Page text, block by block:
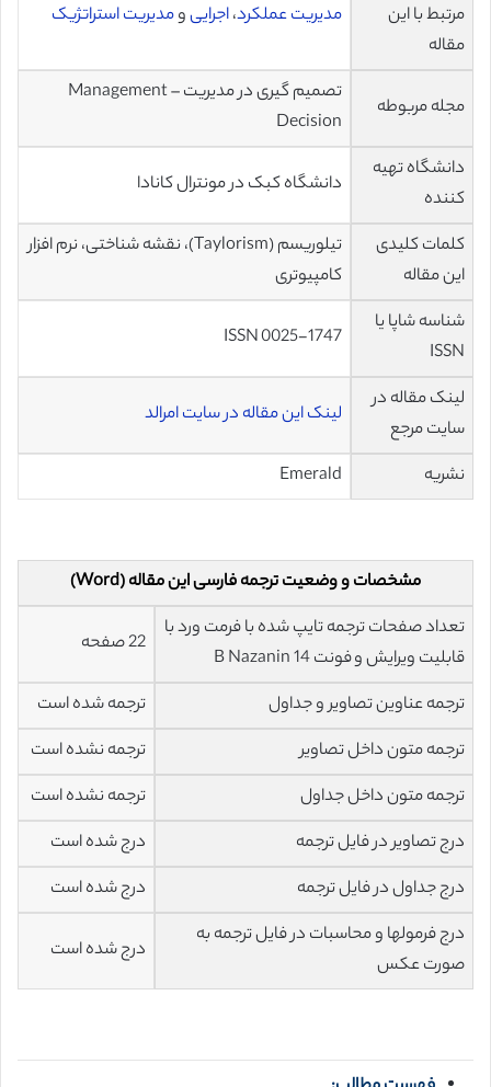
مرتبط با این
مقاله
مدیریت عملکرد،اجراییومدیریت استراتژیک
مجله مربوطه
تصمیم گیری در مدیریت – Management
Decision
دانشگاه تهیه
کننده
دانشگاه کبک در مونترال کانادا
کلمات کلیدی
این مقاله
تیلوریسم (Taylorism)، نقشه شناختی، نرم افزار
کامپیوتری
شناسه شاپا یا
ISSN
ISSN 0025-1747
لینک مقاله در
سایت مرجع
لینک این مقاله در سایت امرالد
نشریه Emerald
مشخصات و وضعیت ترجمه فارسی این مقاله (Word)
تعداد صفحات ترجمه تایپ شده با فرمت ورد با
قابلیت ویرایش و فونت 14 B Nazanin
22 صفحه
ترجمه عناوین تصاویر و جداول
ترجمه شده است
ترجمه متون داخل تصاویر
ترجمه نشده است
ترجمه متون داخل جداول
ترجمه نشده است
درج تصاویر در فایل ترجمه
درج شده است
درج جداول در فایل ترجمه
درج شده است
درج فرمولها و محاسبات در فایل ترجمه به
صورت عکس
درج شده است